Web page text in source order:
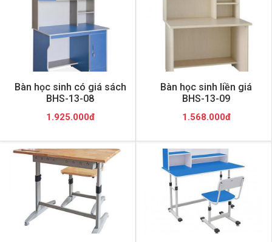
Bàn học sinh có giá sách
BHS-13-08
1.925.000đ
Bàn học sinh liền giá
BHS-13-09
1.568.000đ